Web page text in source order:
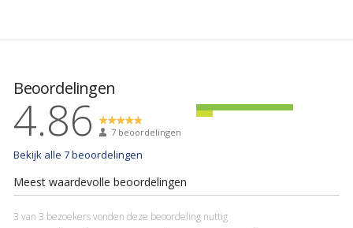
Beoordelingen
4.86 7 beoordelingen
Bekijk alle 7 beoordelingen
Meest waardevolle beoordelingen
3 van 3 bezoekers vonden deze beoordeling nuttig